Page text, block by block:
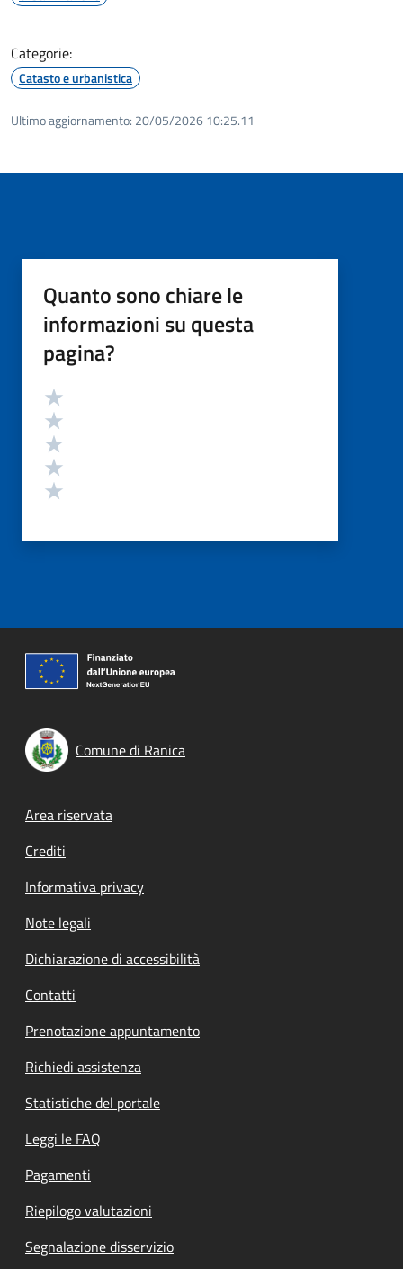
Categorie:
Catasto e urbanistica
Ultimo aggiornamento: 20/05/2026 10:25.11
Quanto sono chiare le
informazioni su questa
pagina?
Valutazione
Comune di Ranica
Footer menu
Area riservata
Crediti
Informativa privacy
Note legali
Dichiarazione di accessibilità
Contatti
Prenotazione appuntamento
Richiedi assistenza
Statistiche del portale
Leggi le FAQ
Pagamenti
Riepilogo valutazioni
Segnalazione disservizio